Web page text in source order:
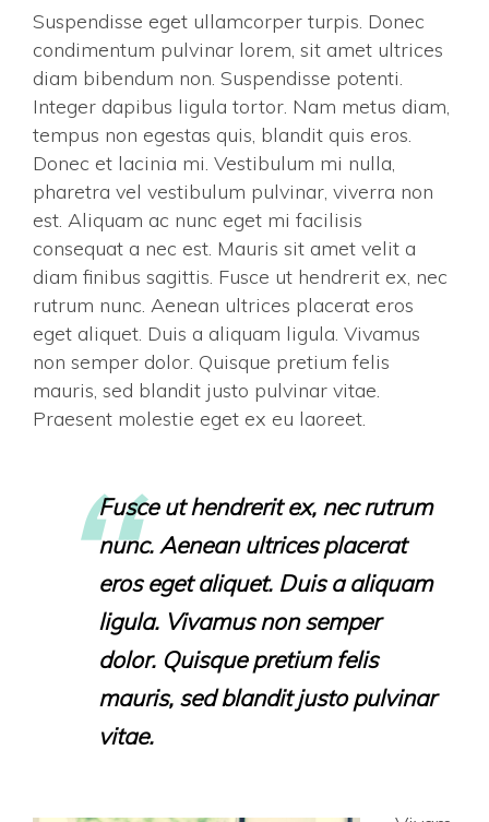
Suspendisse eget ullamcorper turpis. Donec
condimentum pulvinar lorem, sit amet ultrices
diam bibendum non. Suspendisse potenti.
Integer dapibus ligula tortor. Nam metus diam,
tempus non egestas quis, blandit quis eros.
Donec et lacinia mi. Vestibulum mi nulla,
pharetra vel vestibulum pulvinar, viverra non
est. Aliquam ac nunc eget mi facilisis
consequat a nec est. Mauris sit amet velit a
diam finibus sagittis. Fusce ut hendrerit ex, nec
rutrum nunc. Aenean ultrices placerat eros
eget aliquet. Duis a aliquam ligula. Vivamus
non semper dolor. Quisque pretium felis
mauris, sed blandit justo pulvinar vitae.
Praesent molestie eget ex eu laoreet.
Fusce ut hendrerit ex, nec rutrum
nunc. Aenean ultrices placerat
eros eget aliquet. Duis a aliquam
ligula. Vivamus non semper
dolor. Quisque pretium felis
mauris, sed blandit justo pulvinar
vitae.